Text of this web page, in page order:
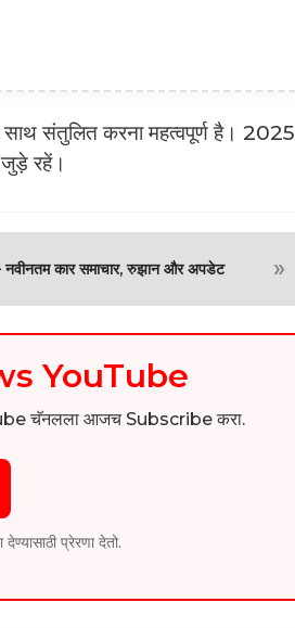
साथ संतुलित करना महत्वपूर्ण है। 2025
रहें।
कार समाचार, रुझान और अपडेट
»
YouTube
चॅनलला आजच Subscribe करा.
प्रेरणा देतो.